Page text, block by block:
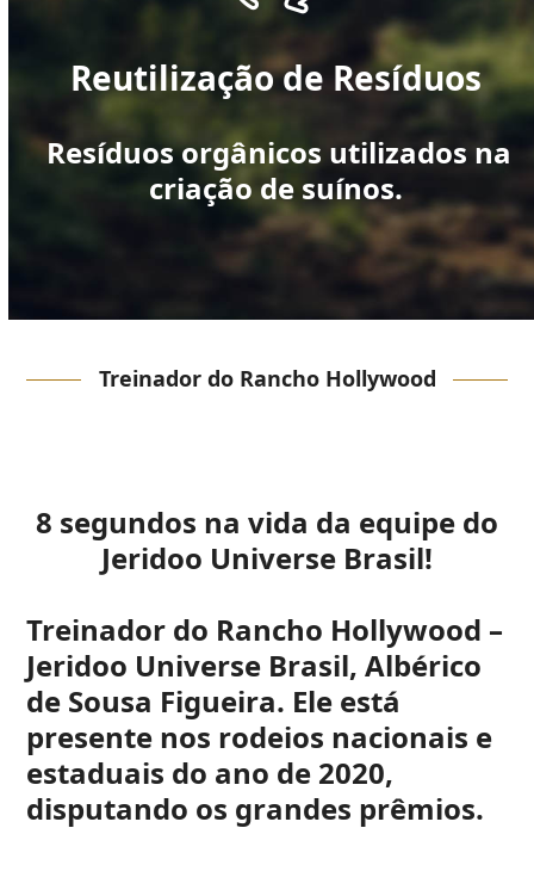
Reutilização de Resíduos
Resíduos orgânicos utilizados na
criação de suínos.
Treinador do Rancho Hollywood
8 segundos na vida da equipe do
Jeridoo Universe Brasil!
Treinador do Rancho Hollywood –
Jeridoo Universe Brasil, Albérico
de Sousa Figueira. Ele está
presente nos rodeios nacionais e
estaduais do ano de 2020,
disputando os grandes prêmios.